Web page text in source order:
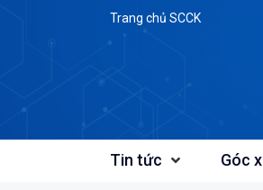
Trang chủ SCCK
Tin tức Góc